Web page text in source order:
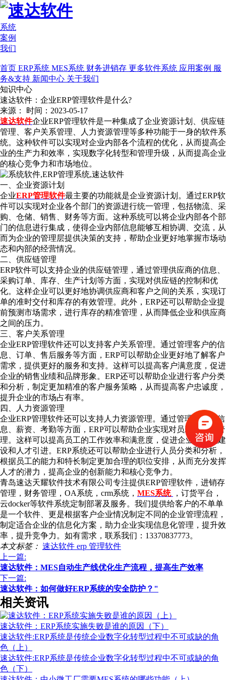
系统
案例
我们
首页 ERP系统 MES系统 财务进销存 更多软件系统 应用案例 服
务&支持 新闻中心 关于我们
知识中心
速达软件：企业ERP管理软件是什么?
来源： 时间：2023-05-17
速达软件企业ERP管理软件是一种集成了企业资源计划、供应链
管理、客户关系管理、人力资源管理等多种功能于一身的软件系
统。这种软件可以实现对企业内部各个流程的优化，从而提高企
业的生产力和效率，实现数字化转型和管理升级，从而提高企业
的核心竞争力和市场地位。
一、企业资源计划
企业ERP管理软件最主要的功能就是企业资源计划。通过ERP软
件可以实现对企业各个部门的资源进行统一管理，包括物流、采
购、仓储、销售、财务等方面。这种系统可以将企业内部各个部
门的信息进行集成，使得企业内部信息能够互相协调、交流，从
而为企业的管理层提供决策的支持，帮助企业更好地掌握市场动
态和内部的经营情况。
二、供应链管理
ERP软件可以支持企业的供应链管理，通过管理供应商的信息、
采购订单、库存、生产计划等方面，实现对供应链的控制和优
化。这样企业可以更好地协调供应商和客户之间的关系，实现订
单的准时交付和库存的有效管理。此外，ERP还可以帮助企业提
前预测市场需求，进行库存的精准管理，从而降低企业和供应商
之间的压力。
三、客户关系管理
企业ERP管理软件还可以支持客户关系管理。通过管理客户的信
息、订单、售后服务等方面，ERP可以帮助企业更好地了解客户
需求，提供更好的服务和支持。这样可以提高客户满意度，促进
企业的销售业绩和品牌形象。ERP还可以帮助企业进行客户分类
和分析，制定更加精准的客户服务策略，从而提高客户忠诚度，
提升企业的市场占有率。
四、人力资源管理
企业ERP管理软件还可以支持人力资源管理。通过管理员工的信
息、薪资、考勤等方面，ERP可以帮助企业实现对员工的全面管
理。这样可以提高员工的工作效率和满意度，促进企业的文化建
设和人才引进。ERP系统还可以帮助企业进行人员分类和分析，
根据员工的能力和特长制定更加合理的职位安排，从而充分发挥
人才的潜力，提高企业的创新能力和核心竞争力。
青岛速达天耀软件技术有限公司专注提供ERP管理软件，进销存
管理，财务管理，OA系统，crm系统， MES系统
，订货平台，
云docker等软件系统定制部署及服务。我们提供给客户的不单单
是一个软件、更是根据客户企业情况制定不同的企业管理流程，
制定适合企业的信息化方案，助力企业实现信息化管理，提升效
率，提升竞争力。如有需求，联系我们：13370837773。
本文标签： 速达软件 erp 管理软件
上一篇:
速达软件：MES自动生产线优化生产流程，提高生产效率
下一篇:
速达软件：如何做好ERP系统的安全防护？"
相关资讯
速达软件：ERP系统实施失败是谁的原因（下）
速达软件:ERP系统是传统企业数字化转型过程中不可或缺的角
色（上）
速达软件:ERP系统是传统企业数字化转型过程中不可或缺的角
色（下）